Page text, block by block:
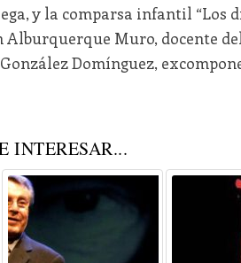
y la comparsa infantil “Los
Alburquerque Muro, docente
Domínguez,
INTERESAR...